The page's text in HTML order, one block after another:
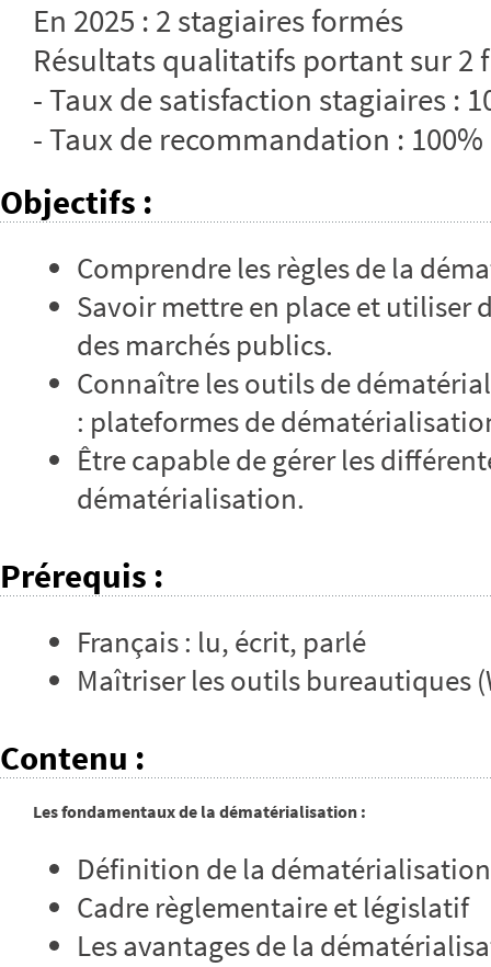
En 2025 : 2 stagiaires formés
Résultats qualitatifs portant sur 2
- Taux de satisfaction stagiaires :
- Taux de recommandation : 100%
Objectifs :
Comprendre les règles de la
Savoir mettre en place et utiliser
des marchés publics.
Connaître les outils de
: plateformes de
Être capable de gérer les
dématérialisation.
Prérequis :
Français : lu, écrit, parlé
Maîtriser les outils bureautiques
Contenu :
Les fondamentaux de la dématérialisation :
Définition de la dématérialisation
Cadre règlementaire et législatif
Les avantages de la